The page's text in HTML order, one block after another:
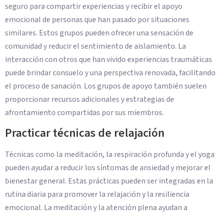
seguro para compartir experiencias y recibir el apoyo
emocional de personas que han pasado por situaciones
similares. Estos grupos pueden ofrecer una sensación de
comunidad y reducir el sentimiento de aislamiento. La
interacción con otros que han vivido experiencias traumáticas
puede brindar consuelo y una perspectiva renovada, facilitando
el proceso de sanación. Los grupos de apoyo también suelen
proporcionar recursos adicionales y estrategias de
afrontamiento compartidas por sus miembros.
Practicar técnicas de relajación
Técnicas como la meditación, la respiración profunda y el yoga
pueden ayudar a reducir los síntomas de ansiedad y mejorar el
bienestar general. Estas prácticas pueden ser integradas en la
rutina diaria para promover la relajación y la resiliencia
emocional. La meditación y la atención plena ayudan a